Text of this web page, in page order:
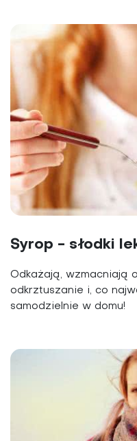
Syrop - słodki
Odkażają, wzmacniają
odkrztuszanie i, co
samodzielnie w domu!